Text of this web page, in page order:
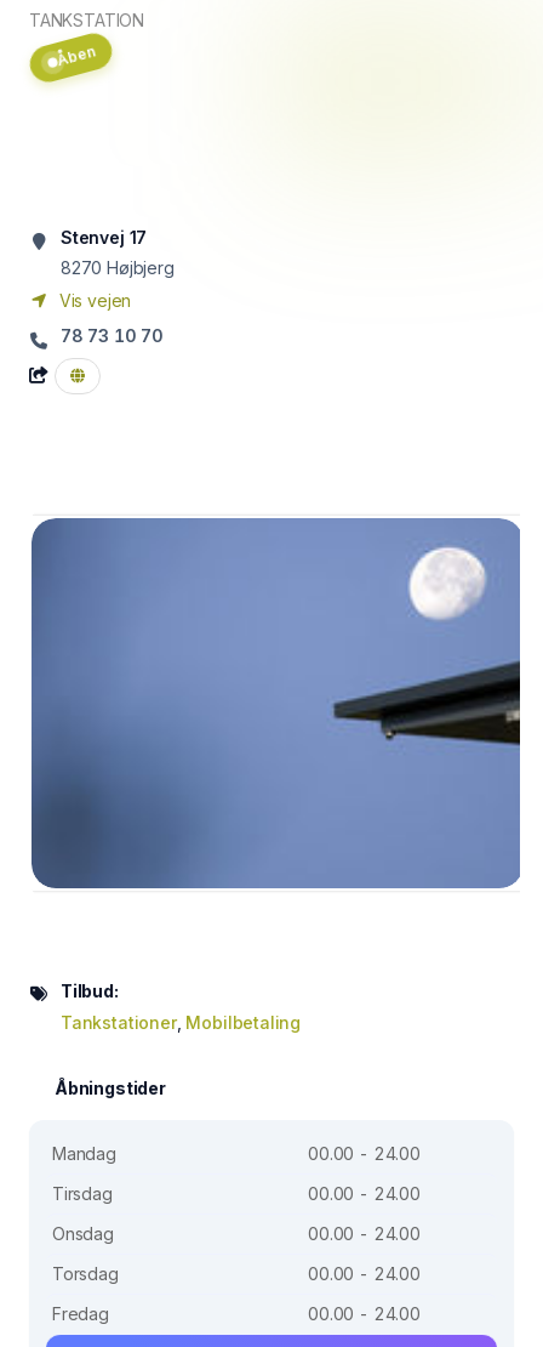
TANKSTATION
Åben
Stenvej 17
8270 Højbjerg
Vis vejen
78 73 10 70
Tilbud:
Tankstationer, Mobilbetaling
Åbningstider
Mandag
00.00 - 24.00
Tirsdag
00.00 - 24.00
Onsdag
00.00 - 24.00
Torsdag
00.00 - 24.00
Fredag
00.00 - 24.00